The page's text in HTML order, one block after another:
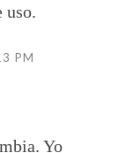
uso.
PM
Yo